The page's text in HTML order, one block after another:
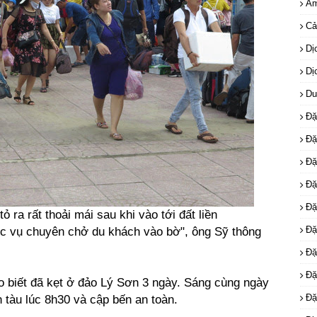
ra rất thoải mái sau khi vào tới đất liền
vụ chuyên chở du khách vào bờ", ông Sỹ thông
biết đã kẹt ở đảo Lý Sơn 3 ngày. Sáng cùng ngày
lúc 8h30 và cập bến an toàn.